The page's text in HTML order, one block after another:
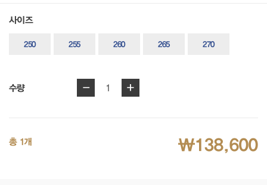
사이즈
250 255 260 265 270
수량 - 1 +
총 1개 ₩138,600